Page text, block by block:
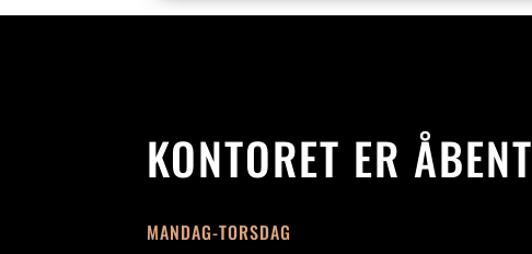
KONTORET ER ÅBENT
MANDAG-TORSDAG